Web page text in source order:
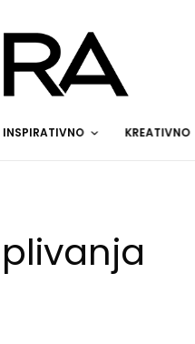
INSPIRATIVNO KREATIVNO